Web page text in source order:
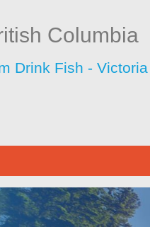
Columbia
Drink Fish -